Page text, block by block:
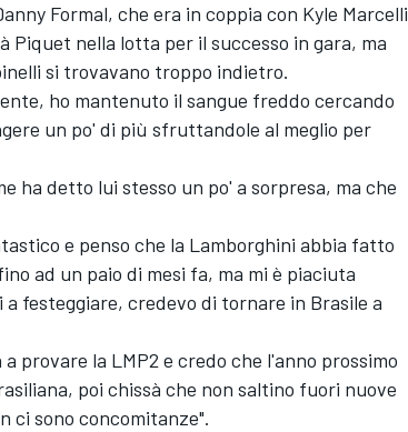
Formal, che era in coppia con Kyle Marcelli
Piquet nella lotta per il successo in gara, ma
si trovavano troppo indietro.
ho mantenuto il sangue freddo cercando
un po' di più sfruttandole al meglio per
ha detto lui stesso un po' a sorpresa, ma che
e penso che la Lamborghini abbia fatto
ad un paio di mesi fa, ma mi è piaciuta
festeggiare, credevo di tornare in Brasile a
provare la LMP2 e credo che l'anno prossimo
poi chissà che non saltino fuori nuove
ci sono concomitanze".